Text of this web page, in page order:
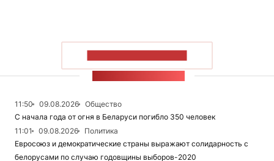
11:50 09.08.2026
Общество
С начала года от огня в Беларуси погибло 350 человек
11:01
09.08.2026
Политика
Евросоюз и демократические страны выражают солидарность с
белорусами по случаю годовщины выборов-2020